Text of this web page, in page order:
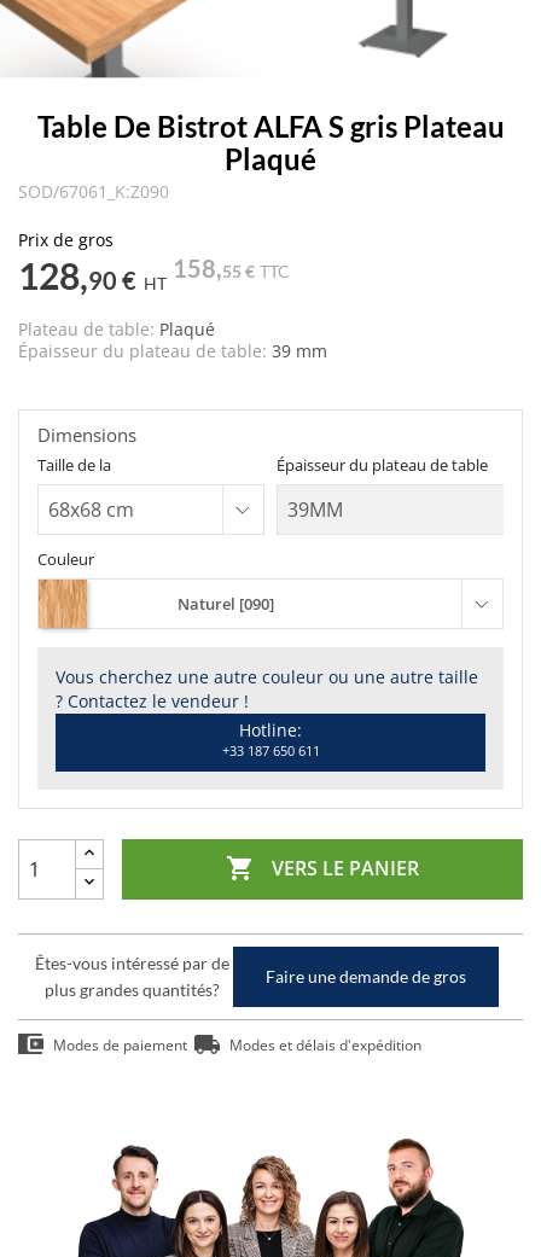
Table De Bistrot ALFA S gris Plateau
Plaqué
SOD/67061_K:Z090
Prix de gros
128,90 € HT
158,55 € TTC
Plateau de table: Plaqué
Épaisseur du plateau de table: 39 mm
Couleur
Naturel [090]
Vous cherchez une autre couleur ou une autre taille
? Contactez le vendeur !
Hotline:
+33 187 650 611
Taille de la Épaisseur du plateau de table
Dimensions
 VERS LE PANIER
Êtes-vous intéressé par de
plus grandes quantités?
Faire une demande de gros
Modes de paiement Modes et délais d'expédition